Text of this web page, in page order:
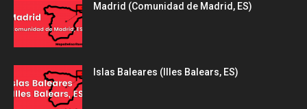
Madrid (Comunidad de Madrid, ES)
Islas Baleares (Illes Balears, ES)